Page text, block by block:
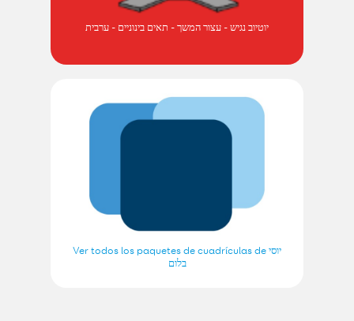
יוטיוב נגיש - עצור המשך - תאים בינוניים - ערבית
Ver todos los paquetes de cuadrículas de יוסי
בלום